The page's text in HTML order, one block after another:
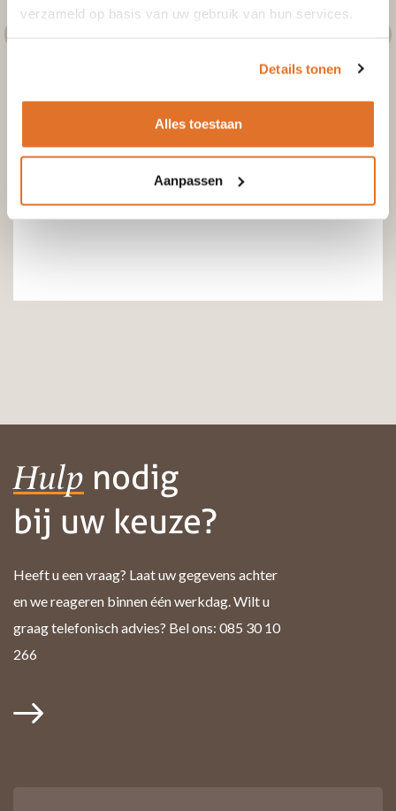
verzameld op basis van uw gebruik van hun services.
Details tonen
Alles toestaan
Aanpassen
Hulp nodig
bij uw keuze?
Heeft u een vraag? Laat uw gegevens achter
en we reageren binnen één werkdag. Wilt u
graag telefonisch advies? Bel ons: 085 30 10
266